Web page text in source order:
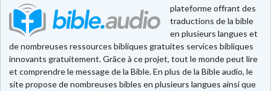
plateforme offrant des
traductions de la bible
en plusieurs langues et
de nombreuses ressources bibliques gratuites services bibliques
innovants gratuitement. Grâce à ce projet, tout le monde peut lire
et comprendre le message de la Bible. En plus de la Bible audio, le
site propose de nombreuses bibles en plusieurs langues ainsi que